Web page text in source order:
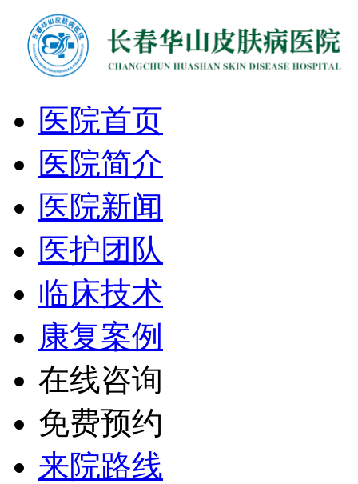
医院首页
医院简介
医院新闻
医护团队
临床技术
康复案例
在线咨询
免费预约
来院路线